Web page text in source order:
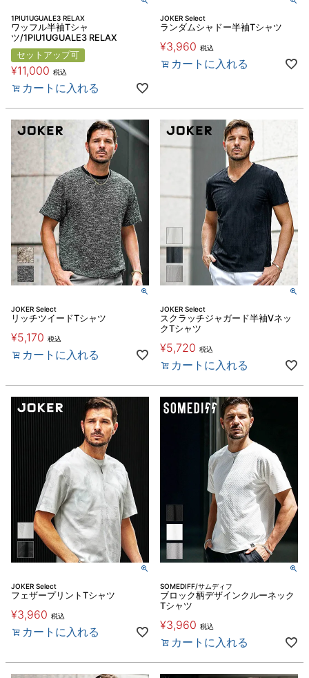
1PIU1UGUALE3 RELAX
ワッフル半袖Tシャ
ツ/1PIU1UGUALE3 RELAX
セットアップ可
¥11,000 税込
カートに入れる
JOKER Select
ランダムシャドー半袖Tシャツ
¥3,960 税込
カートに入れる
JOKER Select
リッチツイードTシャツ
¥5,170 税込
カートに入れる
JOKER Select
スクラッチジャガード半袖Vネッ
クTシャツ
¥5,720 税込
カートに入れる
JOKER Select
フェザープリントTシャツ
¥3,960 税込
カートに入れる
SOMEDIFF/サムディフ
ブロック柄デザインクルーネック
Tシャツ
¥3,960 税込
カートに入れる